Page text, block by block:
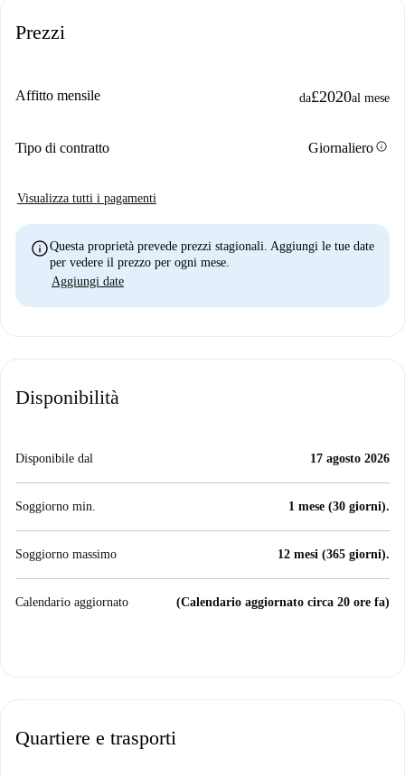
Prezzi
Affitto mensile da£2020al mese
Tipo di contratto Giornalieroinfo
Visualizza tutti i pagamenti
infoQuesta proprietà prevede prezzi stagionali. Aggiungi le tue date
per vedere il prezzo per ogni mese.
Aggiungi date
Disponibilità
Disponibile dal 17 agosto 2026
Soggiorno min. 1 mese (30 giorni).
Soggiorno massimo 12 mesi (365 giorni).
Calendario aggiornato (Calendario aggiornato circa 20 ore fa)
Quartiere e trasporti